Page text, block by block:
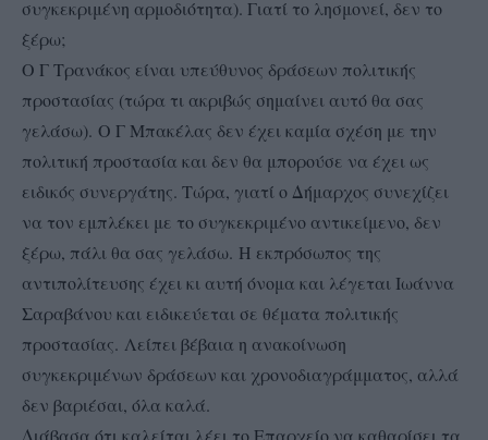
συγκεκριμένη αρμοδιότητα). Γιατί το λησμονεί, δεν το
ξέρω;
Ο Γ Τρανάκος είναι υπεύθυνος δράσεων πολιτικής
προστασίας (τώρα τι ακριβώς σημαίνει αυτό θα σας
γελάσω). Ο Γ Μπακέλας δεν έχει καμία σχέση με την
πολιτική προστασία και δεν θα μπορούσε να έχει ως
ειδικός συνεργάτης. Τώρα, γιατί ο Δήμαρχος συνεχίζει
να τον εμπλέκει με το συγκεκριμένο αντικείμενο, δεν
ξέρω, πάλι θα σας γελάσω. Η εκπρόσωπος της
αντιπολίτευσης έχει κι αυτή όνομα και λέγεται Ιωάννα
Σαραβάνου και ειδικεύεται σε θέματα πολιτικής
προστασίας. Λείπει βέβαια η ανακοίνωση
συγκεκριμένων δράσεων και χρονοδιαγράμματος, αλλά
δεν βαριέσαι, όλα καλά.